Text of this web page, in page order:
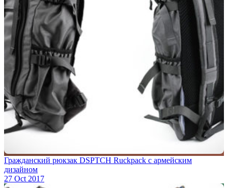
Гражданский рюкзак DSPTCH Ruckpack с армейским
дизайном
27 Oct 2017